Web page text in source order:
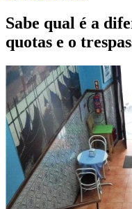
Sabe qual é a
quotas e o